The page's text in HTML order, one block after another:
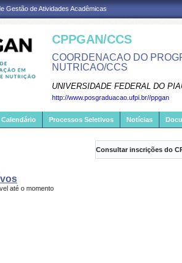
Gestão de Atividades Acadêmicas
CPPGAN/CCS
COORDENACAO DO
NUTRICAO/CCS
UNIVERSIDADE FEDERAL DO
http://www.posgraduacao.ufpi.br//ppgan
Calendário Processos Seletivos Notícias
Consultar inscrições do
até o momento